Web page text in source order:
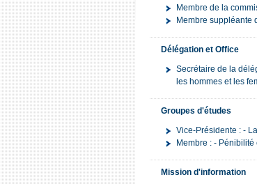
Membre de la
Membre suppléante
Délégation et Office
Secrétaire de la
les hommes et les
Groupes d'études
Vice-Présidente : -
Membre : -
Mission d'information